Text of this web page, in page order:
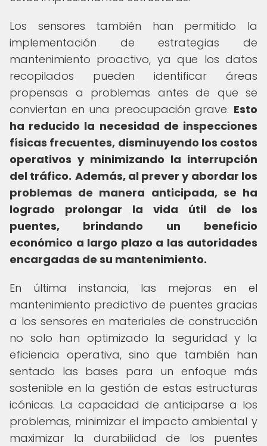
Los sensores también han permitido la
implementación de estrategias de
mantenimiento proactivo, ya que los datos
recopilados pueden identificar áreas
propensas a problemas antes de que se
conviertan en una preocupación grave. Esto
ha reducido la necesidad de inspecciones
físicas frecuentes, disminuyendo los costos
operativos y minimizando la interrupción
del tráfico. Además, al prever y abordar los
problemas de manera anticipada, se ha
logrado prolongar la vida útil de los
puentes, brindando un beneficio
económico a largo plazo a las autoridades
encargadas de su mantenimiento.
En última instancia, las mejoras en el
mantenimiento predictivo de puentes gracias
a los sensores en materiales de construcción
no solo han optimizado la seguridad y la
eficiencia operativa, sino que también han
sentado las bases para un enfoque más
sostenible en la gestión de estas estructuras
icónicas. La capacidad de anticiparse a los
problemas, minimizar el impacto ambiental y
maximizar la durabilidad de los puentes